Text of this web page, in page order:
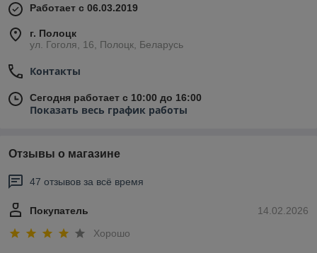
Работает с 06.03.2019
г. Полоцк
ул. Гоголя, 16, Полоцк, Беларусь
Контакты
Сегодня работает с 10:00 до 16:00
Показать весь график работы
Отзывы о магазине
47 отзывов за всё время
14.02.2026
Покупатель
Хорошо